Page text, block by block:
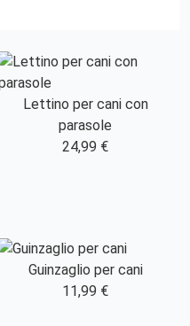
Lettino per cani con
parasole
24,99 €
Guinzaglio per cani
11,99 €